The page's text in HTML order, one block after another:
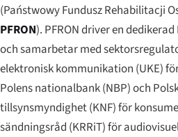
(Państwowy Fundusz Rehabilitacji
PFRON). PFRON driver en
och samarbetar med
elektronisk kommunikation (UKE)
Polens nationalbank (NBP) och
tillsynsmyndighet (KNF) för
sändningsråd (KRRiT) för